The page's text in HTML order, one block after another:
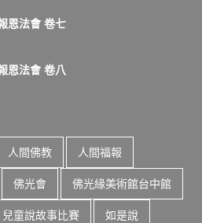
恩法會 卷七
恩法會 卷八
人間佛教 人間福報
佛光會 佛光緣美術館台中館
兒童說故事比賽 如是說